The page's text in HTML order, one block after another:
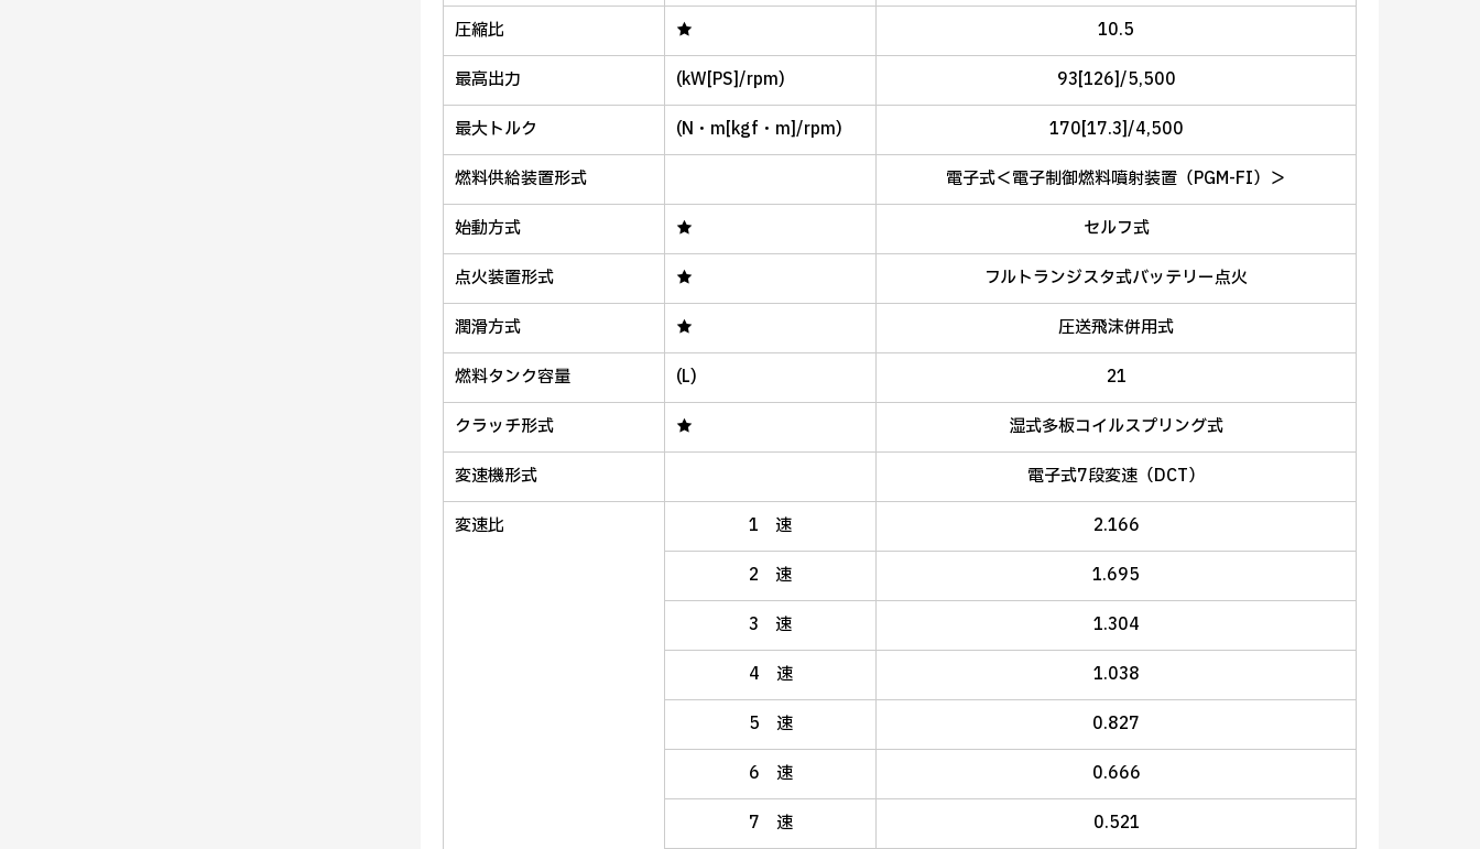
圧縮比
★
10.5
最高出力
(kW[PS]/rpm)
93[126]/5,500
最大トルク
(N・m[kgf・m]/rpm)
170[17.3]/4,500
燃料供給装置形式
電子式＜電子制御燃料噴射装置（PGM-FI）＞
始動方式
★
セルフ式
点火装置形式
★
フルトランジスタ式バッテリー点火
潤滑方式
★
圧送飛沫併用式
燃料タンク容量
(L)
21
クラッチ形式
★
湿式多板コイルスプリング式
変速機形式
電子式7段変速（DCT）
変速比
1 速
2.166
2 速
1.695
3 速
1.304
4 速
1.038
5 速
0.827
6 速
0.666
7 速
0.521